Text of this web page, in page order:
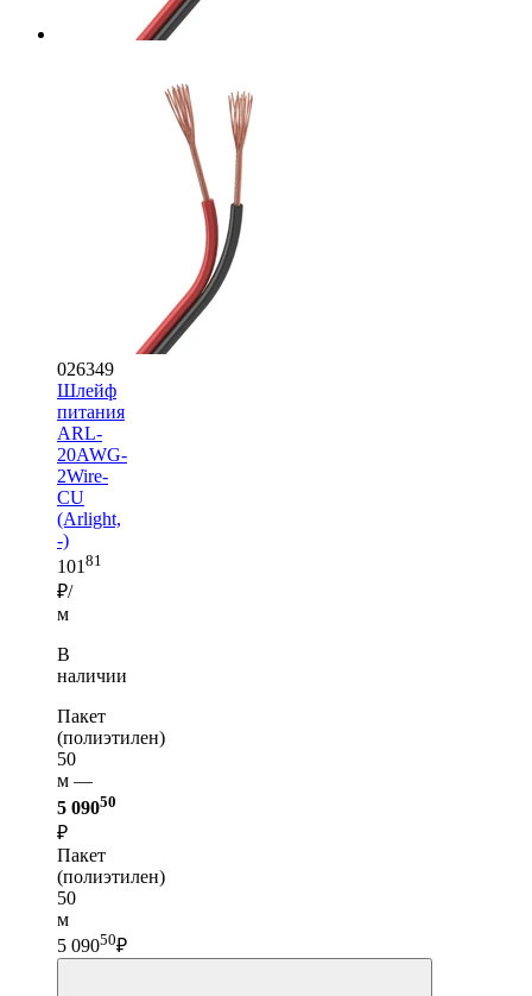
026349
Шлейф
питания
ARL-
20AWG-
2Wire-
CU
(Arlight,
-)
101 81
₽/
м
В
наличии
Пакет
(полиэтилен)
50
м —
5 09050
₽
Пакет
(полиэтилен)
50
м
5 09050₽